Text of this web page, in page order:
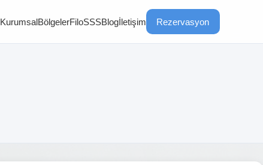
KurumsalBölgelerFiloSSSBlogİletişim Rezervasyon